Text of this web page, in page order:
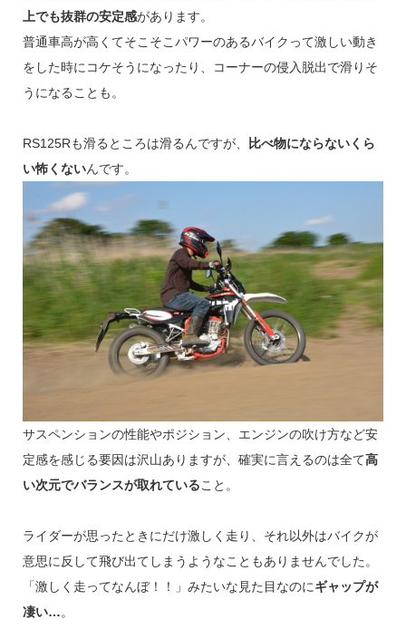
上でも抜群の安定感があります。
普通車高が高くてそこそこパワーのあるバイクって激しい動き
をした時にコケそうになったり、コーナーの侵入脱出で滑りそ
うになることも。
RS125Rも滑るところは滑るんですが、
比べ物にならないくら
い怖くないんです。
サスペンションの性能やポジション、エンジンの吹け方など安
定感を感じる要因は沢山ありますが、確実に言えるのは全て高
い次元でバランスが取れていること。
ライダーが思ったときにだけ激しく走り、それ以外はバイクが
意思に反して飛び出てしまうようなこともありませんでした。
「激しく走ってなんぼ！！」みたいな見た目なのにギャップが
凄い…。